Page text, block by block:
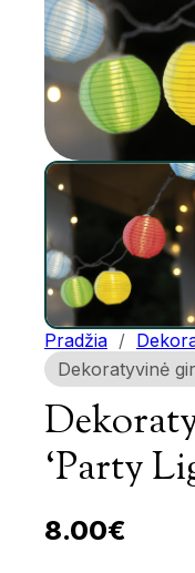
Pradžia /
Dekoratyvinė
‘Party
8.00€